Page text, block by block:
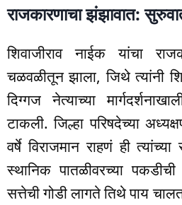
राजकारणाचा झंझावात:
शिवाजीराव नाईक यांचा
चळवळीतून झाला, जिथे त्यांनी
दिग्गज नेत्याच्या
टाकली. जिल्हा परिषदेच्या
वर्षे विराजमान राहणं ही
स्थानिक पातळीवरच्या
सत्तेची गोडी लागते तिथे पाय